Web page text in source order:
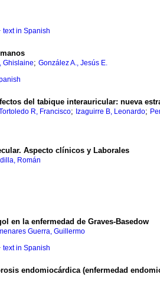
· text in Spanish
Ghislaine; González A., Jesús E.
del tabique interauricular: nueva
R, Francisco; Izaguirre B, Leonardo;
Aspecto clínicos y Laborales
Román
en la enfermedad de Graves-Basedow
Guerra, Guillermo
· text in Spanish
endomiocárdica (enfermedad